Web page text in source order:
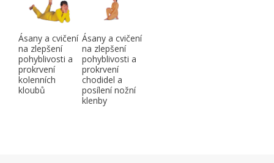
Ásany a cvičení
na zlepšení
pohyblivosti a
prokrvení
kolenních
kloubů
Ásany a cvičení
na zlepšení
pohyblivosti a
prokrvení
chodidel a
posílení nožní
klenby